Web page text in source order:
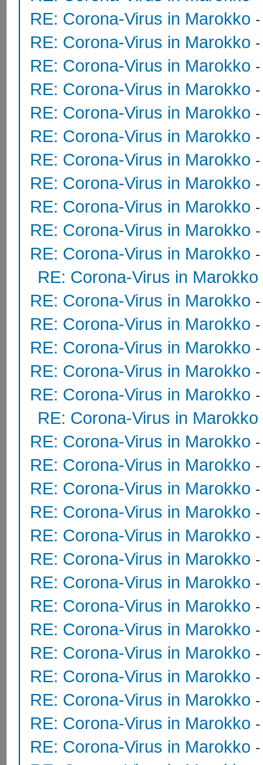
RE: Corona-Virus in Marokko
RE: Corona-Virus in Marokko
RE: Corona-Virus in Marokko
RE: Corona-Virus in Marokko
RE: Corona-Virus in Marokko
RE: Corona-Virus in Marokko
RE: Corona-Virus in Marokko
RE: Corona-Virus in Marokko
RE: Corona-Virus in Marokko
RE: Corona-Virus in Marokko
RE: Corona-Virus in Marokko
RE: Corona-Virus in Marokko
RE: Corona-Virus in Marokko
RE: Corona-Virus in Marokko
RE: Corona-Virus in Marokko
RE: Corona-Virus in Marokko
RE: Corona-Virus in Marokko
RE: Corona-Virus in Marokko
RE: Corona-Virus in Marokko
RE: Corona-Virus in Marokko
RE: Corona-Virus in Marokko
RE: Corona-Virus in Marokko
RE: Corona-Virus in Marokko
RE: Corona-Virus in Marokko
RE: Corona-Virus in Marokko
RE: Corona-Virus in Marokko
RE: Corona-Virus in Marokko
RE: Corona-Virus in Marokko
RE: Corona-Virus in Marokko
RE: Corona-Virus in Marokko
RE: Corona-Virus in Marokko
RE: Corona-Virus in Marokko